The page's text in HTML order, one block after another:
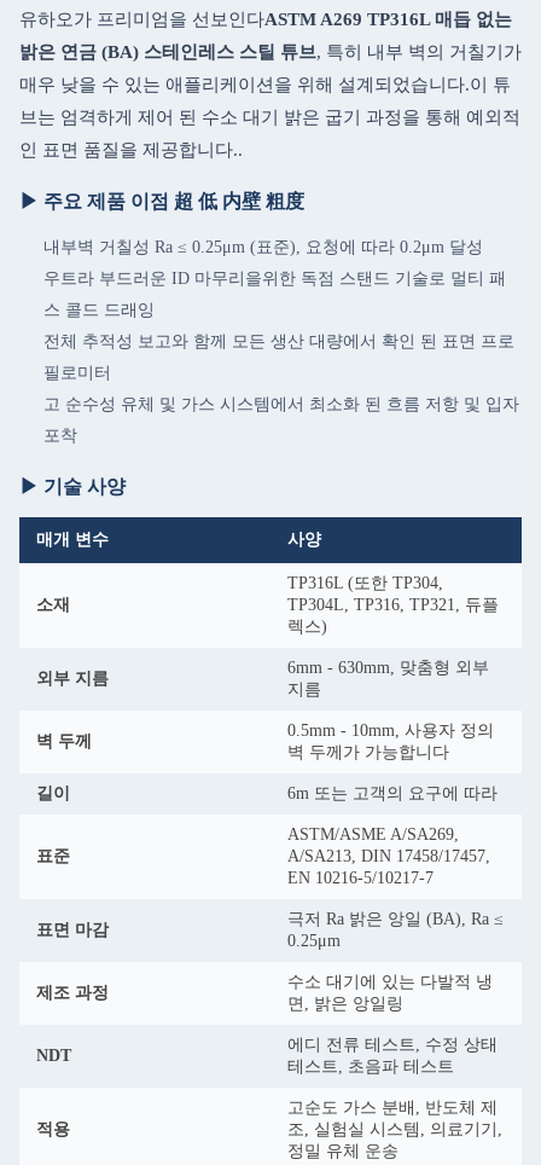
유하오가 프리미엄을 선보인다ASTM A269 TP316L 매듭 없는
밝은 연금 (BA) 스테인레스 스틸 튜브, 특히 내부 벽의 거칠기가
매우 낮을 수 있는 애플리케이션을 위해 설계되었습니다.이 튜
브는 엄격하게 제어 된 수소 대기 밝은 굽기 과정을 통해 예외적
인 표면 품질을 제공합니다..
▶ 주요 제품 이점 超 低 内壁 粗度
내부벽 거칠성 Ra ≤ 0.25μm (표준), 요청에 따라 0.2μm 달성
우트라 부드러운 ID 마무리을위한 독점 스탠드 기술로 멀티 패
스 콜드 드래잉
전체 추적성 보고와 함께 모든 생산 대량에서 확인 된 표면 프로
필로미터
고 순수성 유체 및 가스 시스템에서 최소화 된 흐름 저항 및 입자
포착
▶ 기술 사양
매개 변수 사양
소재
TP316L (또한 TP304,
TP304L, TP316, TP321, 듀플
렉스)
외부 지름
6mm - 630mm, 맞춤형 외부
지름
벽 두께
0.5mm - 10mm, 사용자 정의
벽 두께가 가능합니다
길이 6m 또는 고객의 요구에 따라
표준
ASTM/ASME A/SA269,
A/SA213, DIN 17458/17457,
EN 10216-5/10217-7
표면 마감
극저 Ra 밝은 앙일 (BA), Ra ≤
0.25μm
제조 과정
수소 대기에 있는 다발적 냉
면, 밝은 앙일링
NDT
에디 전류 테스트, 수정 상태
테스트, 초음파 테스트
적용
고순도 가스 분배, 반도체 제
조, 실험실 시스템, 의료기기,
정밀 유체 운송